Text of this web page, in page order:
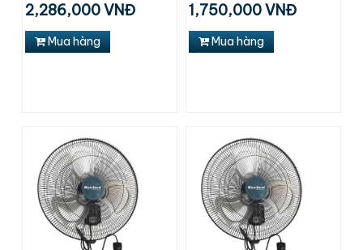
2,286,000 VNĐ
Mua hàng
1,750,000 VNĐ
Mua hàng